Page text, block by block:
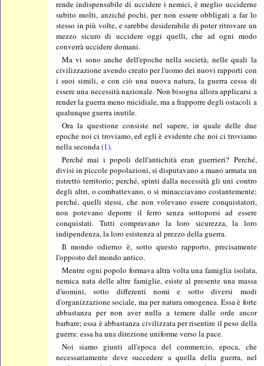
rende indispensabile di uccidere i nemici, è meglio ucciderne
subito molti, anziché pochi, per non essere obbligati a far lo
stesso in più volte, e sarebbe desiderabile di poter ritrovare un
mezzo sicuro di uccidere oggi quelli, che ad ogni modo
converrà uccidere domani.
Ma vi sono anche dell'epoche nella società, nelle quali la
civilizzazione avendo creato per l'uomo dei nuovi rapporti con
i suoi simili, e con ciò una nuova natura, la guerra cessa di
essere una necessità nazionale. Non bisogna allora applicarsi a
render la guerra meno micidiale, ma a frapporre degli ostacoli a
qualunque guerra inutile.
Ora la questione consiste nel sapere, in quale delle due
epoche noi ci troviamo, ed egli è evidente che noi ci troviamo
nella seconda(1).
Perché mai i popoli dell'antichità eran guerrieri? Perché,
divisi in piccole popolazioni, si disputavano a mano armata un
ristretto territorio; perché, spinti dalla necessità gli uni contro
degli altri, o combattevano, o si minacciavano costantemente;
perché, quelli stessi, che non volevano essere conquistatori,
non potevano deporre il ferro senza sottoporsi ad essere
conquistati. Tutti compravano la loro sicurezza, la loro
indipendenza, la loro esistenza al prezzo della guerra.
Il mondo odierno è, sotto questo rapporto, precisamente
l'opposto del mondo antico.
Mentre ogni popolo formava altra volta una famiglia isolata,
nemica nata delle altre famiglie, esiste al presente una massa
d'uomini, sotto differenti nomi e sotto diversi modi
d'organizzazione sociale, ma per natura omogenea. Essa è forte
abbastanza per non aver nulla a temere dalle orde ancor
barbare; essa è abbastanza civilizzata per risentire il peso della
guerra: essa ha una direzione uniforme verso la pace.
Noi siamo giunti all'epoca del commercio, epoca, che
necessariamente deve succedere a quella della guerra, nel